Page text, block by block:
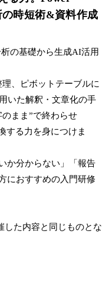
時短術&資料作成
の基礎から生成AI活用
、ピボットテーブルに
いた解釈・文章化の手
まま”で終わらせ
する力を身につけま
か分からない」「報告
におすすめの入門研修
した内容と同じものとな